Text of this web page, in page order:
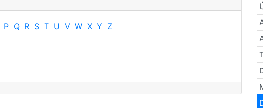
P Q R S T U V W X Y Z